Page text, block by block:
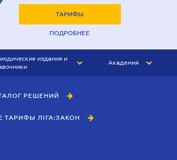
ТАРИФЫ
ПОДРОБНЕЕ
издания и
МСФО
Академия
РЕШЕНИЙ
ТАРИФЫ ЛІГА:ЗАКОН